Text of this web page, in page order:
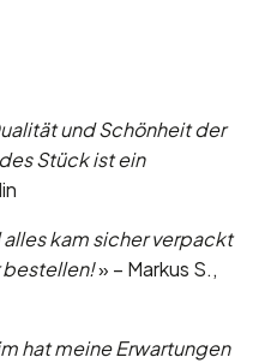
und Schönheit der
Stück ist ein
alles kam sicher verpackt
bestellen!» – Markus S.,
hat meine Erwartungen